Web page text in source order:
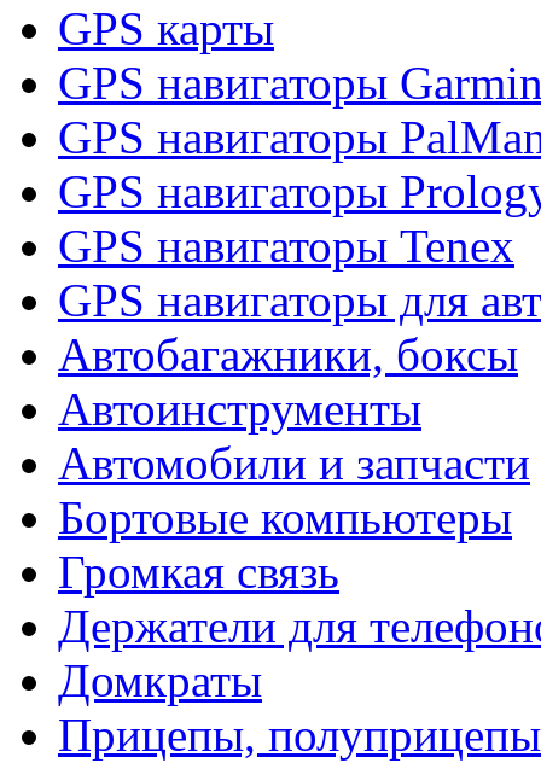
GPS карты
GPS навигаторы
GPS навигаторы
GPS навигаторы
GPS навигаторы Tenex
GPS навигаторы для
Автобагажники, боксы
Автоинструменты
Автомобили и запчасти
Бортовые компьютеры
Громкая связь
Держатели для
Домкраты
Прицепы, полуприцепы